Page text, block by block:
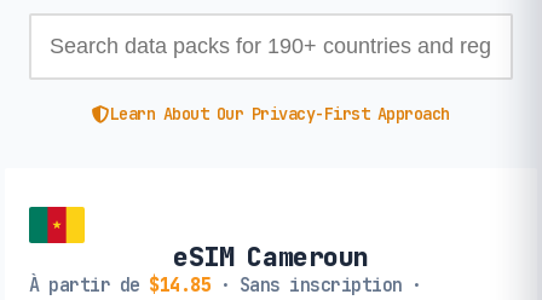
Learn About Our Privacy-First Approach
eSIM Cameroun
À partir de $14.85 · Sans inscription ·